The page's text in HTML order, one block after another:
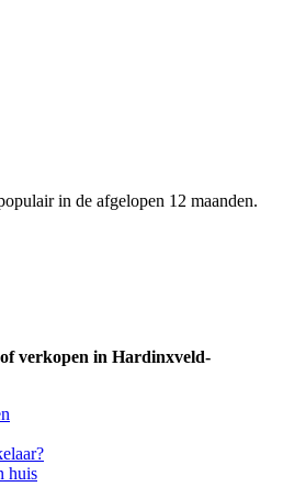
in de afgelopen 12 maanden.
verkopen in Hardinxveld-
huis